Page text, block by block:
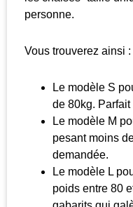
personne.
Vous trouverez ainsi :
Le modèle S
de 80kg.
Le modèle M
pesant moins
demandée.
Le modèle L
poids entre 80